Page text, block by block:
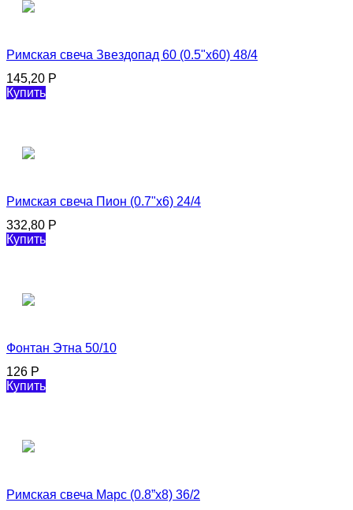
Римская свеча Звездопад 60 (0.5"х60) 48/4
145,20 Р
Купить
Римская свеча Пион (0.7"х6) 24/4
332,80 Р
Купить
Фонтан Этна 50/10
126 Р
Купить
Римская свеча Марс (0.8”х8) 36/2